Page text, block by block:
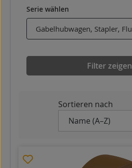
Serie wählen
Filter zeigen
Sortieren nach